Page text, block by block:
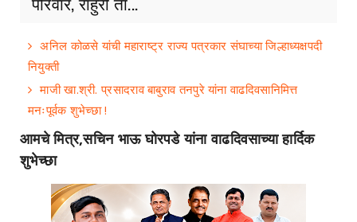
अनिल कोळसे यांची महाराष्ट्र राज्य पत्रकार संघाच्या जिल्हाध्यक्षपदी
नियुक्ती
माजी खा.श्री. प्रसादराव बाबुराव तनपुरे यांना वाढदिवसानिमित्त
मनःपूर्वक शुभेच्छा !
आमचे मित्र,सचिन भाऊ घोरपडे यांना वाढदिवसाच्या हार्दिक
शुभेच्छा